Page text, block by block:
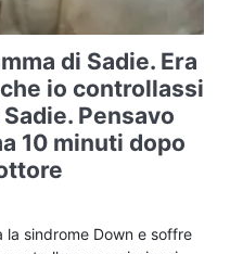
di Sadie. Era
io controllassi
Pensavo
10 minuti dopo
la sindrome Down e soffre